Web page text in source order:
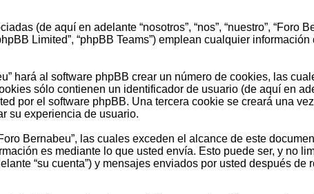
(de aquí en adelante “nosotros”, “nos”, “nuestro”, “Foro
Limited”, “phpBB Teams”) emplean cualquier
hará al software phpBB crear un número de cookies, las
sólo contienen un identificador de usuario (de aquí en
por el software phpBB. Una tercera cookie se creará una
su experiencia de usuario.
Bernabeu”, las cuales exceden el alcance de este
es mediante lo que usted envía. Esto puede ser, y no
“su cuenta”) y mensajes enviados por usted después